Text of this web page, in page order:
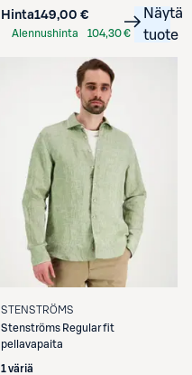
Hinta149,00 €
Alennushinta
104,30 €
Näytä
tuote
STENSTRÖMS
Stenströms Regular fit
pellavapaita
1 väriä